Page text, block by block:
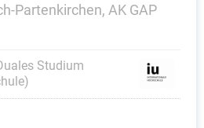
Partenkirchen, AK GAP
Studium